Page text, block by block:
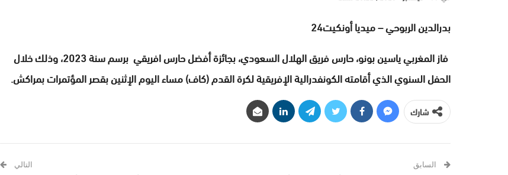
بدرالدين الربوحي – ميديا أونكيت24
فاز المغربي ياسين بونو، حارس فريق الهلال السعودي، بجائزة أفضل حارس افريقي برسم سنة 2023، وذلك خلال
الحفل السنوي الذي أقامته الكونفدرالية الإفريقية لكرة القدم (كاف) مساء اليوم الإثنين بقصر المؤتمرات بمراكش.
شارك
السابق التالي